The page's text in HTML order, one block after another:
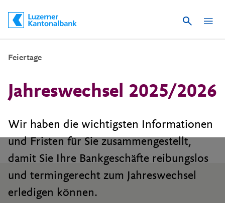
Suche
Feiertage
Jahreswechsel 2025/2026
Wir haben die wichtigsten Informationen
und Fristen für Sie zusammengestellt,
damit Sie Ihre Bankgeschäfte reibungslos
und termingerecht zum Jahreswechsel
erledigen können.